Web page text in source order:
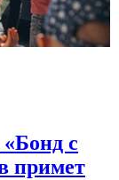
с
примет